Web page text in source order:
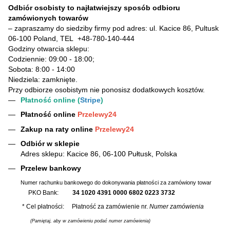
Odbiór osobisty to najłatwiejszy sposób odbioru
zamówionych towarów
– zapraszamy do siedziby firmy pod adres: ul. Kacice 86, Pultusk
06-100 Poland, TEL +48-780-140-444
Godziny otwarcia sklepu:
Codziennie: 09:00 - 18:00;
Sobota: 8:00 - 14:00
Niedziela: zamknięte.
Przy odbiorze osobistym nie ponosisz dodatkowych kosztów.
Płatność online (Stripe)
Płatność online Przelewy24
Zakup na raty online Przelewy24
Odbiór w sklepie
Adres sklepu: Kacice 86, 06-100 Pułtusk, Polska
Przelew bankowy
Numer rachunku bankowego do dokonywania płatności za zamówiony towar
PKO Bank: 34 1020 4391 0000 6802 0223 3732
* Cel płatności: Płatność za zamówienie nr. Numer zamówienia
(Pamiętaj, aby w zamówieniu podać numer zamówienia)